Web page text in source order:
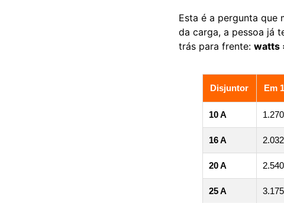
Esta é a pergunta que
da carga, a pessoa já
trás para frente:watts
Disjuntor Em
10 A
16 A
20 A
25 A